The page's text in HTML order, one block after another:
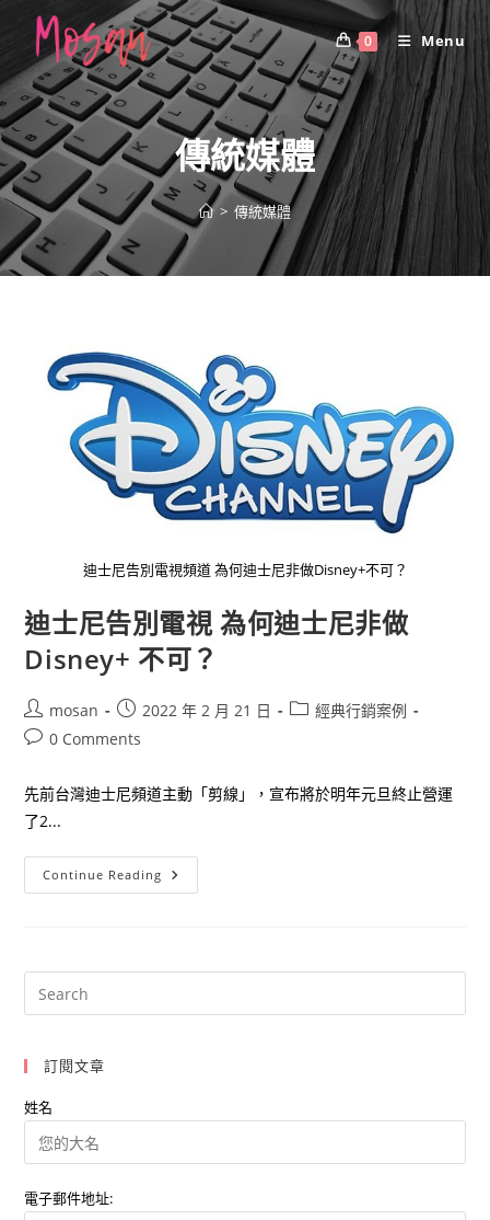
content
0 Menu
傳統媒體
> 傳統媒體
迪士尼告別電視頻道 為何迪士尼非做Disney+不可？
迪士尼告別電視 為何迪士尼非做
Disney+ 不可？
Post
author:
mosan
Post
published:
2022 年 2 月 21 日
Post經典行銷案例
Post0 Comments
先前台灣迪士尼頻道主動「剪線」，宣布將於明年元旦終止營運
了2...
Continue Reading 迪
士
視
迪
可？
訂閱文章
姓名
電子郵件地址: